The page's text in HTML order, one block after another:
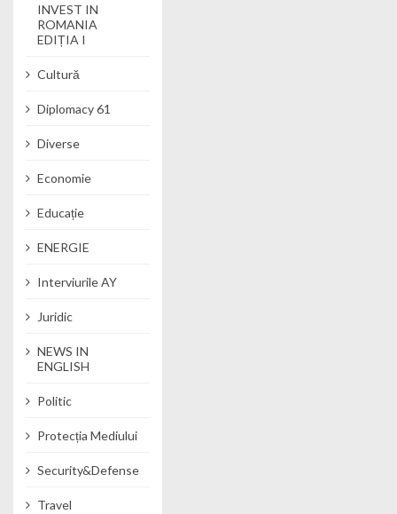
INVEST IN
ROMANIA
EDIȚIA I
Cultură
Diplomacy 61
Diverse
Economie
Educație
ENERGIE
Interviurile AY
Juridic
NEWS IN
ENGLISH
Politic
Protecția Mediului
Security&Defense
Travel